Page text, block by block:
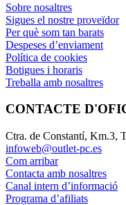
Sobre nosaltres
Sigues el nostre proveïdor
Per què som tan barats
Despeses d’enviament
Política de cookies
Botigues i horaris
Treballa amb nosaltres
CONTACTE
Ctra. de Constantí, Km.3,
infoweb@outlet-pc.es
Com arribar
Contacta amb nosaltres
Canal intern d’informació
Programa d’afiliats